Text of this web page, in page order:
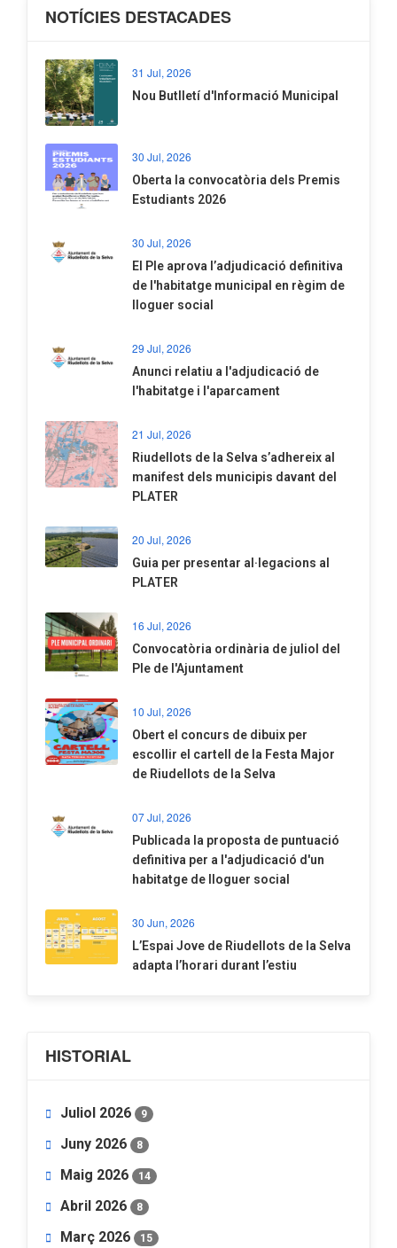
NOTÍCIES DESTACADES
31 Jul, 2026
Nou Butlletí d'Informació Municipal
30 Jul, 2026
Oberta la convocatòria dels Premis
Estudiants 2026
30 Jul, 2026
El Ple aprova l’adjudicació definitiva
de l'habitatge municipal en règim de
lloguer social
29 Jul, 2026
Anunci relatiu a l'adjudicació de
l'habitatge i l'aparcament
21 Jul, 2026
Riudellots de la Selva s’adhereix al
manifest dels municipis davant del
PLATER
20 Jul, 2026
​Guia per presentar al·legacions al
PLATER
16 Jul, 2026
Convocatòria ordinària de juliol del
Ple de l'Ajuntament
10 Jul, 2026
​Obert el concurs de dibuix per
escollir el cartell de la Festa Major
de Riudellots de la Selva
07 Jul, 2026
​Publicada la proposta de puntuació
definitiva per a l'adjudicació d'un
habitatge de lloguer social
30 Jun, 2026
​L’Espai Jove de Riudellots de la Selva
adapta l’horari durant l’estiu
HISTORIAL
Juliol 2026 9
Juny 2026 8
Maig 2026 14
Abril 2026 8
Març 2026 15